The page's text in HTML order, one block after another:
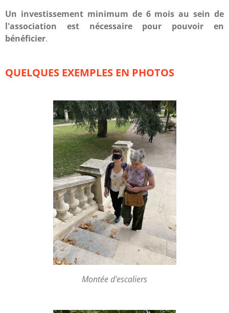
Un investissement minimum de 6 mois au sein de
l'association est nécessaire pour pouvoir en
bénéficier.
QUELQUES EXEMPLES EN PHOTOS
Montée d'escaliers